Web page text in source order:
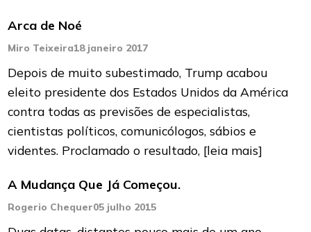
Arca de Noé
Miro Teixeira18 janeiro 2017
Depois de muito subestimado, Trump acabou
eleito presidente dos Estados Unidos da América
contra todas as previsões de especialistas,
cientistas políticos, comunicólogos, sábios e
videntes. Proclamado o resultado, [leia mais]
A Mudança Que Já Começou.
Rogerio Chequer05 julho 2015